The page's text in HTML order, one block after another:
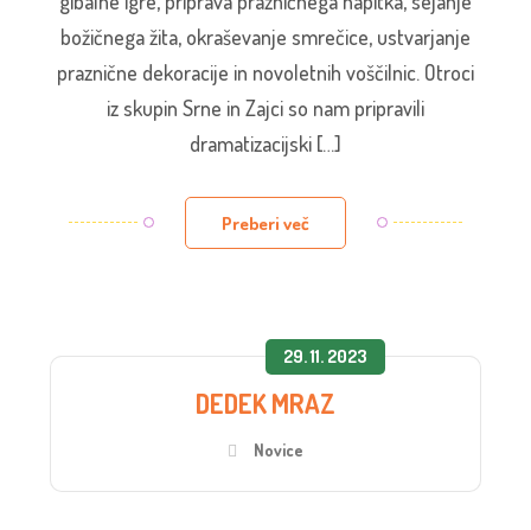
božičnega žita, okraševanje smrečice, ustvarjanje
praznične dekoracije in novoletnih voščilnic. Otroci
iz skupin Srne in Zajci so nam pripravili
dramatizacijski […]
Preberi več
29. 11. 2023
DEDEK MRAZ
Novice